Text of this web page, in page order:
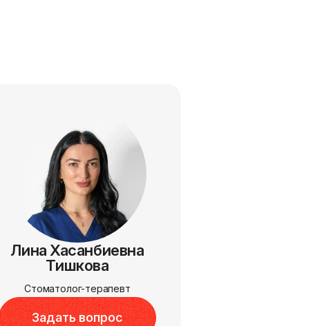
Лина Хасанбиевна
Тишкова
Стоматолог-терапевт
Задать вопрос